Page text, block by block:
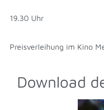
19.30 Uhr
Preisverleihung im Kino
Download